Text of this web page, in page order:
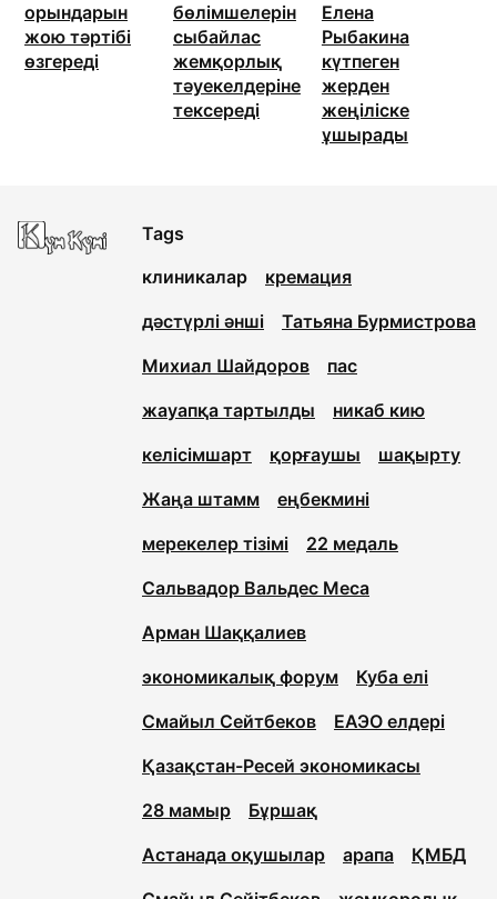
орындарын
жою тәртібі
өзгереді
бөлімшелерін
сыбайлас
жемқорлық
тәуекелдеріне
тексереді
Елена
Рыбакина
күтпеген
жерден
жеңіліске
ұшырады
Tags
клиникалар
кремация
дәстүрлі әнші
Татьяна Бурмистрова
Михиал Шайдоров
пас
жауапқа тартылды
никаб кию
келісімшарт
қорғаушы
шақырту
Жаңа штамм
еңбекмині
мерекелер тізімі
22 медаль
Сальвадор Вальдес Меса
Арман Шаққалиев
экономикалық форум
Куба елі
Смайыл Сейтбеков
ЕАЭО елдері
Қазақстан-Ресей экономикасы
28 мамыр
Бұршақ
Астанада оқушылар
арапа
ҚМБД